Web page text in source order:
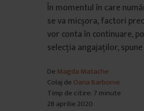
În momentul în care
se va micșora, factori
vor conta în continuare,
selecția angajaților,
De Magda Matache
Colaj de Oana Barbonie
Timp de citire: 7 minute
28 aprilie 2020